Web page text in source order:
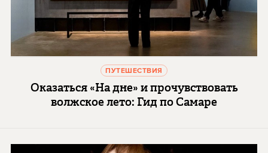
ПУТЕШЕСТВИЯ
Оказаться «На дне» и прочувствовать
волжское лето: Гид по Самаре